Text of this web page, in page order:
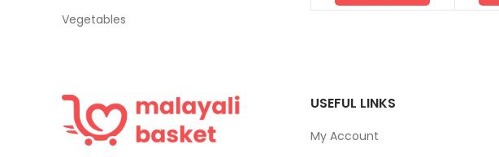
Vegetables
USEFUL LINKS
My Account